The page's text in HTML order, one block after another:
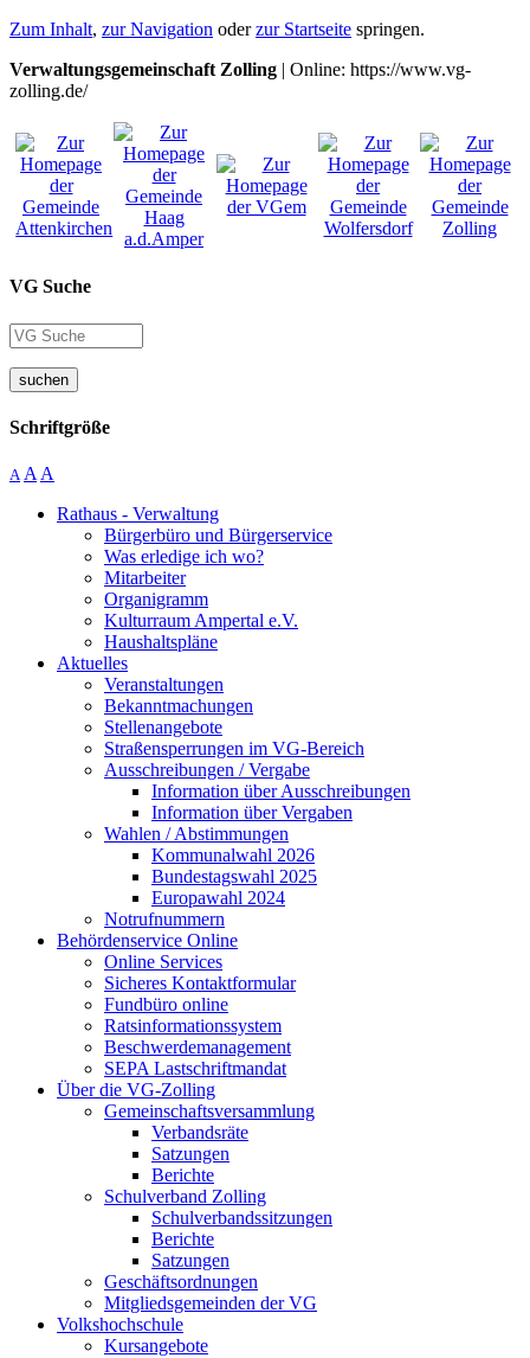
Zum Inhalt, zur Navigation oderzur Startseite springen.
Verwaltungsgemeinschaft Zolling | Online: https://www.vg-
zolling.de/
VG Suche
suchen
Schriftgröße
A A A
Rathaus - Verwaltung
Bürgerbüro und Bürgerservice
Was erledige ich wo?
Mitarbeiter
Organigramm
Kulturraum Ampertal e.V.
Haushaltspläne
Aktuelles
Veranstaltungen
Bekanntmachungen
Stellenangebote
Straßensperrungen im VG-Bereich
Ausschreibungen / Vergabe
Information über Ausschreibungen
Information über Vergaben
Wahlen / Abstimmungen
Kommunalwahl 2026
Bundestagswahl 2025
Europawahl 2024
Notrufnummern
Behördenservice Online
Online Services
Sicheres Kontaktformular
Fundbüro online
Ratsinformationssystem
Beschwerdemanagement
SEPA Lastschriftmandat
Über die VG-Zolling
Gemeinschaftsversammlung
Verbandsräte
Satzungen
Berichte
Schulverband Zolling
Schulverbandssitzungen
Berichte
Satzungen
Geschäftsordnungen
Mitgliedsgemeinden der VG
Volkshochschule
Kursangebote